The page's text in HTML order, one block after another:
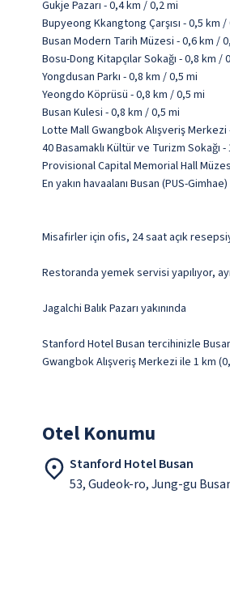
Gukje Pazarı - 0,4 km / 0,2 mi
Bupyeong Kkangtong Çarşısı - 0,5 km /
Busan Modern Tarih Müzesi - 0,6 km /
Bosu-Dong Kitapçılar Sokağı - 0,8 km /
Yongdusan Parkı - 0,8 km / 0,5 mi
Yeongdo Köprüsü - 0,8 km / 0,5 mi
Busan Kulesi - 0,8 km / 0,5 mi
Lotte Mall Gwangbok Alışveriş Merkezi
40 Basamaklı Kültür ve Turizm Sokağı
Provisional Capital Memorial Hall
En yakın havaalanı Busan (PUS-
Misafirler için ofis, 24 saat açık
Restoranda yemek servisi yapılıyor,
Jagalchi Balık Pazarı yakınında
Stanford Hotel Busan tercihinizle
Gwangbok Alışveriş Merkezi ile 1 km
Otel Konumu
Stanford Hotel Busan
53, Gudeok-ro, Jung-gu